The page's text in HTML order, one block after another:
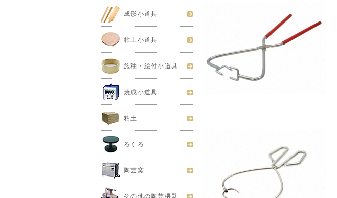
成形小道具
粘土小道具
施釉・絵付小道具
焼成小道具
粘土
ろくろ
陶芸窯
その他の陶芸機器